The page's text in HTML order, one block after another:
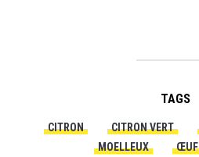
TAGS
CITRON CITRON VERT
MOELLEUX
ŒUF